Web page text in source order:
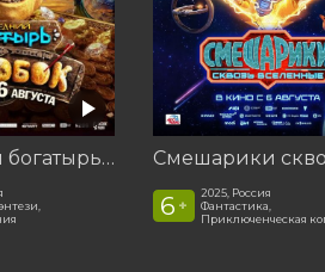
Последний богатырь. Колобок
6 +
2025, Россия
Фантастика,
Приключенческая